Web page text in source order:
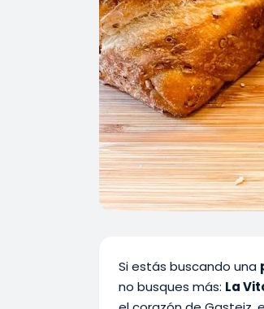
Si estás buscando una
no busques más: La